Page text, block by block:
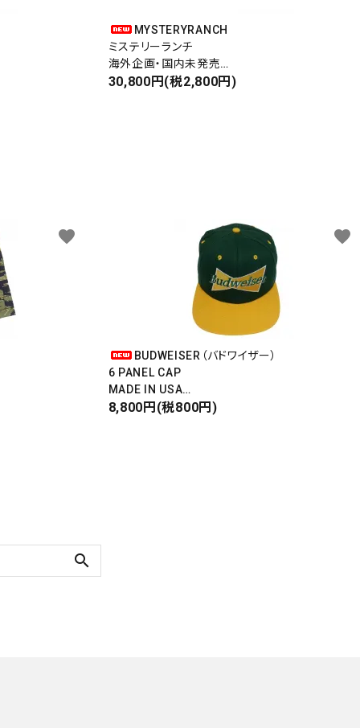
MYSTERYRANCH
ミステリーランチ
海外企画・国内未発売
WAIST BAG
30,800円(税2,800円)
favorite
BUDWEISER（バドワイザー）
6 PANEL CAP
MADE IN USA
Front Design
8,800円(税800円)
favorite
search